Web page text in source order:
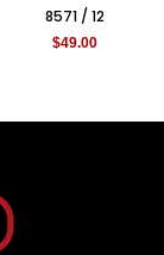
8571 / 12
$49.00